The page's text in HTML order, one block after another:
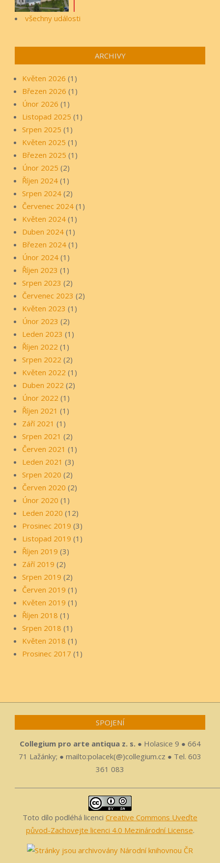
všechny události
ARCHIVY
Květen 2026 (1)
Březen 2026 (1)
Únor 2026 (1)
Listopad 2025 (1)
Srpen 2025 (1)
Květen 2025 (1)
Březen 2025 (1)
Únor 2025 (2)
Říjen 2024 (1)
Srpen 2024 (2)
Červenec 2024 (1)
Květen 2024 (1)
Duben 2024 (1)
Březen 2024 (1)
Únor 2024 (1)
Říjen 2023 (1)
Srpen 2023 (2)
Červenec 2023 (2)
Květen 2023 (1)
Únor 2023 (2)
Leden 2023 (1)
Říjen 2022 (1)
Srpen 2022 (2)
Květen 2022 (1)
Duben 2022 (2)
Únor 2022 (1)
Říjen 2021 (1)
Září 2021 (1)
Srpen 2021 (2)
Červen 2021 (1)
Leden 2021 (3)
Srpen 2020 (2)
Červen 2020 (2)
Únor 2020 (1)
Leden 2020 (12)
Prosinec 2019 (3)
Listopad 2019 (1)
Říjen 2019 (3)
Září 2019 (2)
Srpen 2019 (2)
Červen 2019 (1)
Květen 2019 (1)
Říjen 2018 (1)
Srpen 2018 (1)
Květen 2018 (1)
Prosinec 2017 (1)
SPOJENÍ
Collegium pro arte antiqua z. s. ● Holasice 9 ● 664
71 Lažánky; ● mailto:polacek(@)collegium.cz ● Tel. 603
361 083
Toto dílo podléhá licenci Creative Commons Uveďte
původ-Zachovejte licenci 4.0 Mezinárodní License.